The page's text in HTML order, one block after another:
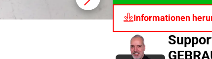
Informationen